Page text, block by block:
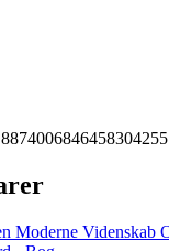
8874006846458304255